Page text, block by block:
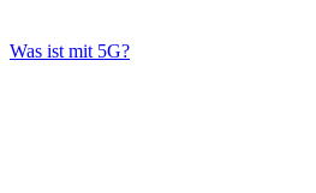
Was ist mit 5G?